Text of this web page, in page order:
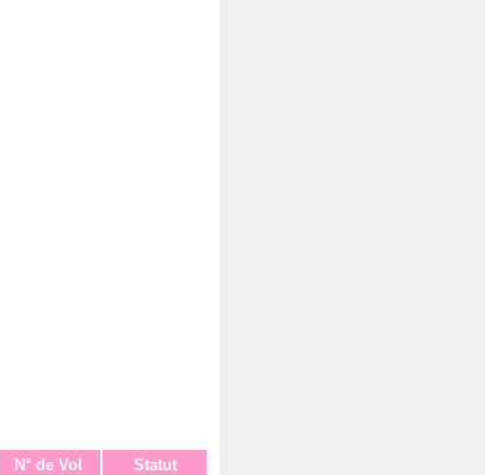
N° de Vol Statut